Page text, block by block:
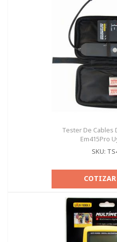
Tester De Cables
Em415Pro
SKU: